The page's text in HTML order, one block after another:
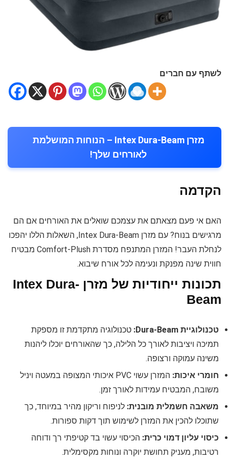
לשתף עם חברים
מזרן Intex Dura-Beam – הנוחות המושלמת
לאורחים שלך!
הקדמה
האם אי פעם מצאתם את עצמכם שואלים את האורחים אם הם
מרגישים בנוח? עם מזרן Intex Dura-Beam, השאלות הללו יהפכו
לנחלת העבר! המזרן המתנפח מסדרת Comfort-Plush מבטיח
חווית שינה מפנקת ונעימה לכל אורח שיבוא.
תכונות ייחודיות של מזרן Intex Dura-
Beam
טכנולוגיית Dura-Beam:
טכנולוגיה מתקדמת זו מספקת
תמיכה ויציבות לאורך כל הלילה, כך שהאורחים יוכלו ליהנות
משינה עמוקה ורצופה.
חומרי איכות:
המזרן עשוי PVC איכותי המצופה במעטה ויניל
משובח, המבטיח עמידות לאורך זמן.
משאבה חשמלית מובנית: לניפוח וריקון מהיר במיוחד, כך
שתוכלו להכין את המזרן לשימוש תוך דקות ספורות.
כיסוי עליון דמוי כרית: הכיסוי עשוי בד קטיפתי רך ודוחה
רטיבות, מעניק תחושת יוקרה ונוחות מקסימלית.